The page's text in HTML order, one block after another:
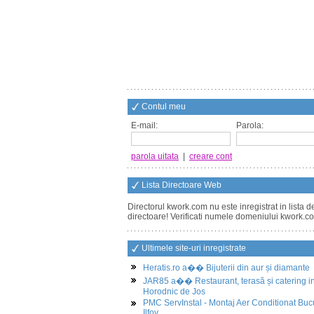
Contul meu
E-mail:
Parola:
parola uitata creare cont
Lista Directoare Web
Directorul kwork.com nu este inregistrat in lista
directoare! Verificati numele domeniului
Ultimele site-uri inregistrate
Heratis.ro a�� Bijuterii din aur și diamante
JAR85 a�� Restaurant, terasă și catering in
Horodnic de Jos
PMC ServInstal - Montaj Aer Conditionat